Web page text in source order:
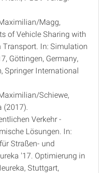
Magg,
of Vehicle Sharing with
Transport. In: Simulation
Göttingen, Germany,
Springer International
Schiewe,
Verkehr -
Lösungen. In:
Straßen- und
'17. Optimierung in
Stuttgart,